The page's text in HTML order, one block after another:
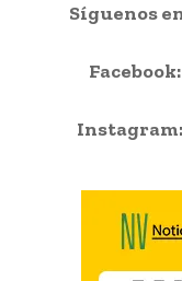
Síguenos
Facebook:
Instagram: